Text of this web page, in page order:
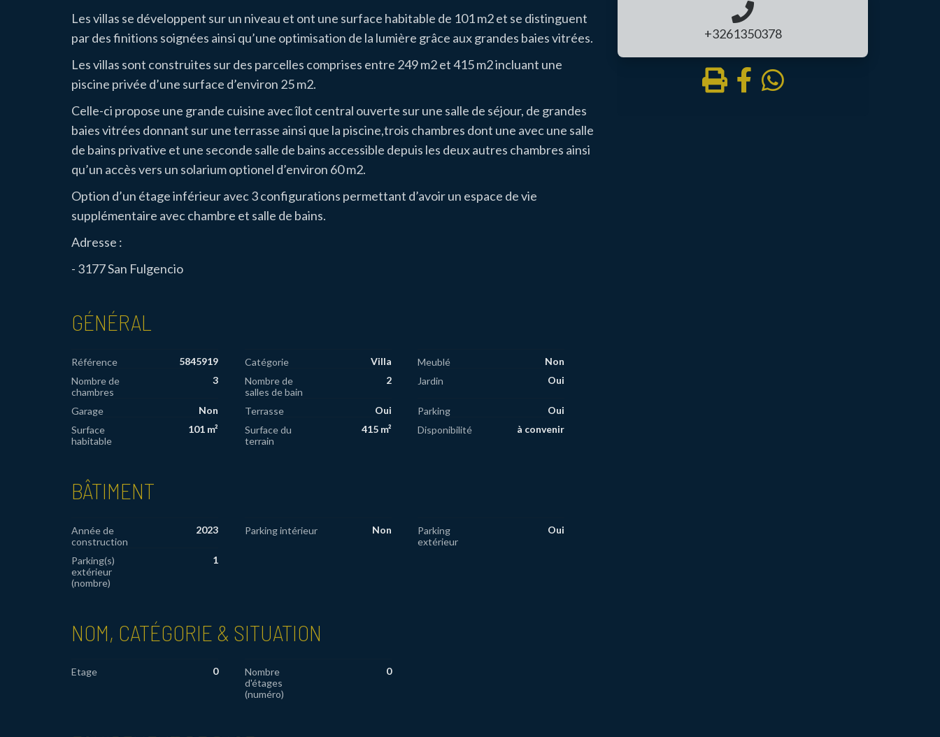
Les villas se développent sur un niveau et ont une surface habitable de 101 m2 et se distinguent
par des finitions soignées ainsi qu’une optimisation de la lumière grâce aux grandes baies vitrées.
Les villas sont construites sur des parcelles comprises entre 249 m2 et 415 m2 incluant une
piscine privée d’une surface d’environ 25 m2.
Celle-ci propose une grande cuisine avec îlot central ouverte sur une salle de séjour, de grandes
baies vitrées donnant sur une terrasse ainsi que la piscine,trois chambres dont une avec une salle
de bains privative et une seconde salle de bains accessible depuis les deux autres chambres ainsi
qu’un accès vers un solarium optionel d’environ 60 m2.
Option d’un étage inférieur avec 3 configurations permettant d’avoir un espace de vie
supplémentaire avec chambre et salle de bains.
Adresse :
- 3177 San Fulgencio
GÉNÉRAL
Référence 5845919 Catégorie Villa Meublé
Non
Nombre de
chambres
3
Nombre de
salles de bain
2 Jardin Oui
Garage Non Terrasse Oui Parking
Oui
Surface
habitable
101 m²
Surface du
terrain
415 m² Disponibilité à convenir
BÂTIMENT
Année de
construction
2023 Parking intérieur Non
Parking
extérieur
Oui
Parking(s)
extérieur
(nombre)
1
NOM, CATÉGORIE & SITUATION
Etage 0
Nombre
d'étages
(numéro)
0
+3261350378